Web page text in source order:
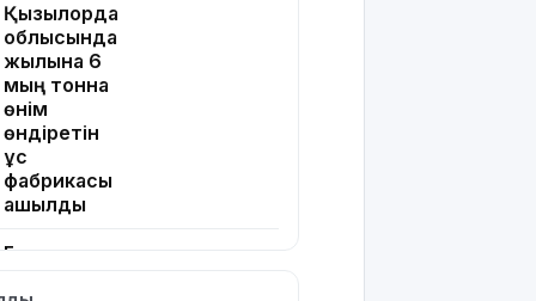
Қызылорда
облысында
жылына 6
мың тонна
өнім
өндіретін
құс
фабрикасы
ашылды
Балағат